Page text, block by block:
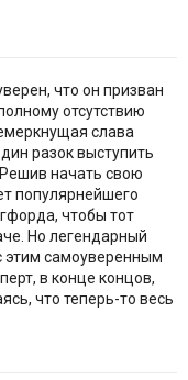
что он призван
отсутствию
слава
разок выступить
начать свою
популярнейшего
чтобы тот
Но легендарный
этим самоуверенным
в конце концов,
что теперь-то весь